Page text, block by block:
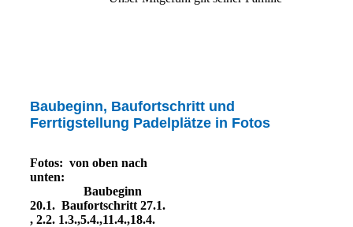
Baubeginn, Baufortschritt und
Ferrtigstellung Padelplätze in Fotos
Fotos: von oben nach
unten:
Baubeginn
20.1. Baufortschritt 27.1.
, 2.2. 1.3.,5.4.,11.4.,18.4.